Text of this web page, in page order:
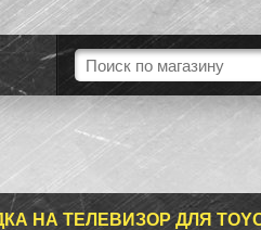
НА ТЕЛЕВИЗОР ДЛЯ